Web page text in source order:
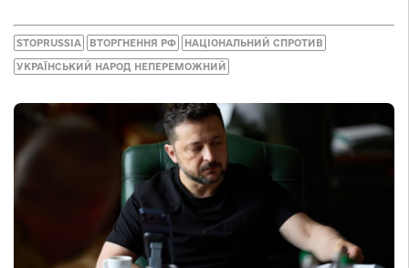
STOPRUSSIA ВТОРГНЕННЯ РФ НАЦІОНАЛЬНИЙ СПРОТИВ
УКРАЇНСЬКИЙ НАРОД НЕПЕРЕМОЖНИЙ